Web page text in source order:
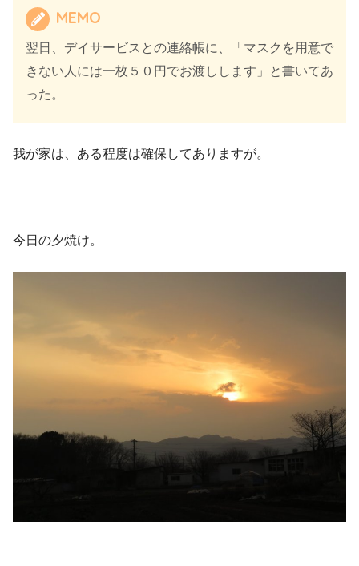
MEMO
翌日、デイサービスとの連絡帳に、「マスクを用意で
きない人には一枚５０円でお渡しします」と書いてあ
った。
我が家は、ある程度は確保してありますが。
今日の夕焼け。